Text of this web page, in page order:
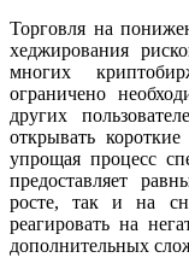
Торговля на
хеджирования
многих
ограничено
других
открывать
упрощая процесс
предоставляет
росте, так и на
реагировать на
дополнительных